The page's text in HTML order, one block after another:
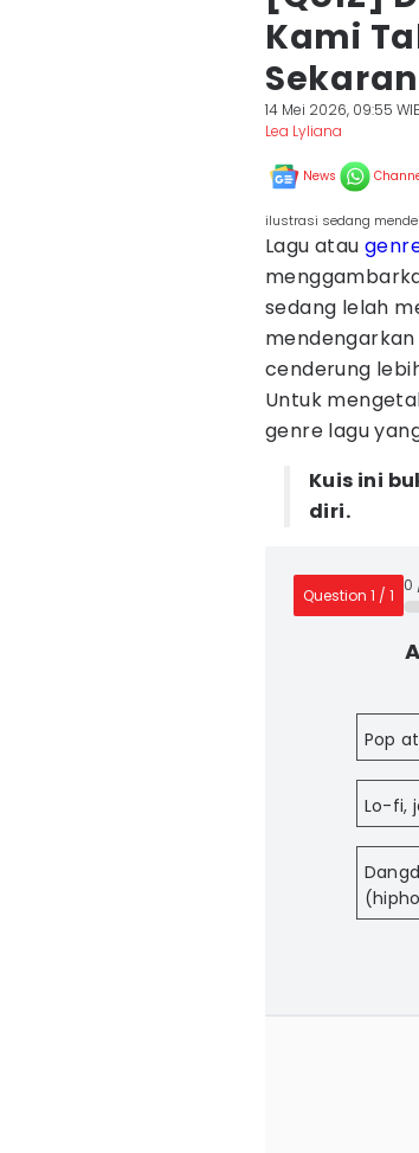
Kami
14 Mei 2026, 09:55
Lea Lyliana
News
ilustrasi sedang
Lagu atau
sedang lelah
mendengarkan
cenderung
Untuk
genre lagu
Kuis ini
diri.
Question 1 / 1
0
Pop
Lo-fi,